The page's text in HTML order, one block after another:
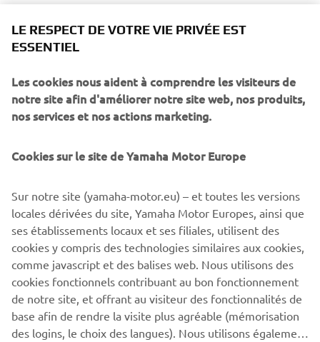
En remportant le titre 2017 sur sa Yamaha, le champion
actuel d'EBC Cédric Melotte a mis un terme en beauté à
son aventure belge.
champion de Belgique d’Enduro Cédric Cremer défendra
WR250F, soutenu par Michel Nickmans, concessionnaire
Yamaha (Zone Rouge) basé à Andenne. Une combinaison
qui promet de faire des étincelles, puisque Cremer est
déjà pressenti comme le favori pour le titre l'année
prochaine.
LE RESPECT DE VOTRE VIE PRIVÉE EST
ESSENTIEL
Les cookies nous aident à comprendre les visiteurs de
notre site afin d'améliorer notre site web, nos produits,
nos services et nos actions marketing.
Cookies sur le site de Yamaha Motor Europe
Sur notre site (yamaha-motor.eu) – et toutes les versions
locales dérivées du site, Yamaha Motor Europes, ainsi que
ses établissements locaux et ses filiales, utilisent des
cookies y compris des technologies similaires aux cookies,
comme javascript et des balises web. Nous utilisons des
cookies fonctionnels contribuant au bon fonctionnement
de notre site, et offrant au visiteur des fonctionnalités de
base afin de rendre la visite plus agréable (mémorisation
des logins, le choix des langues). Nous utilisons également